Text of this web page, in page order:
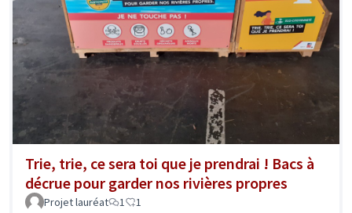
Trie, trie, ce sera toi que je prendrai ! Bacs à
décrue pour garder nos rivières propres
Projet lauréat 1 1